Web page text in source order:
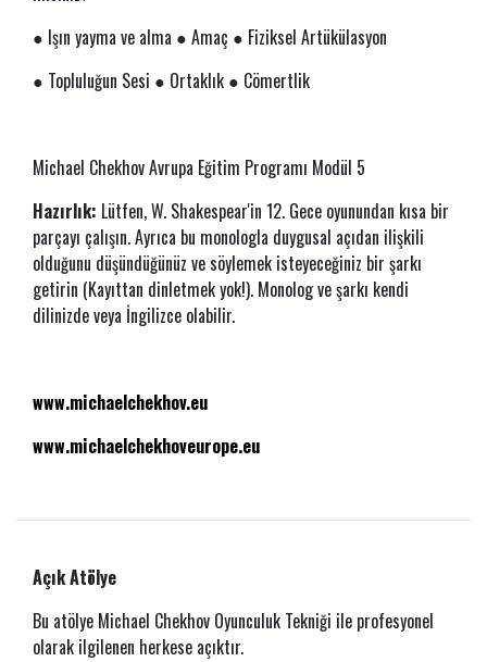
● Işın yayma ve alma ● Amaç ● Fiziksel Artükülasyon
● Topluluğun Sesi ● Ortaklık ● Cömertlik
Michael Chekhov Avrupa Eğitim Programı Modül 5
Hazırlık: Lütfen, W. Shakespear'in 12. Gece oyunundan kısa bir
parçayı çalışın. Ayrıca bu monologla duygusal açıdan ilişkili
olduğunu düşündüğünüz ve söylemek isteyeceğiniz bir şarkı
getirin (Kayıttan dinletmek yok!). Monolog ve şarkı kendi
dilinizde veya İngilizce olabilir.
www.michaelchekhov.eu
www.michaelchekhoveurope.eu
Açık Atölye
Bu atölye Michael Chekhov Oyunculuk Tekniği ile profesyonel
olarak ilgilenen herkese açıktır.